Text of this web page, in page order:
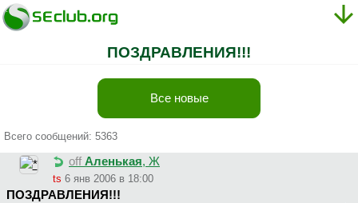
ПОЗДРАВЛЕНИЯ!!!
Все новые
Всего сообщений: 5363
off Аленькая, Ж
ts 6 янв 2006 в 18:00
ПОЗДРАВЛЕНИЯ!!!